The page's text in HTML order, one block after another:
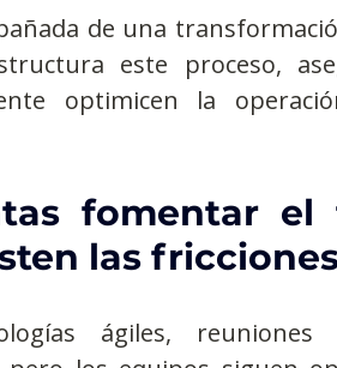
de una
este proceso,
optimicen la
fomentar el
las
ágiles,